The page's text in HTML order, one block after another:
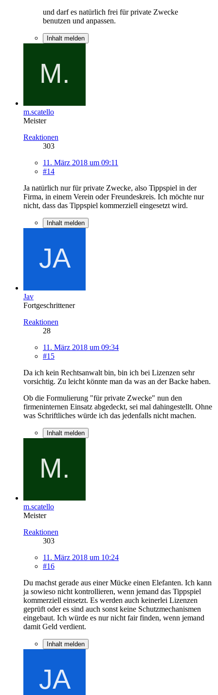
und darf es natürlich frei für private Zwecke
benutzen und anpassen.
Inhalt melden
m.scatello
Meister
Reaktionen
303
11. März 2018 um 09:11
#14
Ja natürlich nur für private Zwecke, also Tippspiel in der
Firma, in einem Verein oder Freundeskreis. Ich möchte nur
nicht, dass das Tippspiel kommerziell eingesetzt wird.
Inhalt melden
Jav
Fortgeschrittener
Reaktionen
28
11. März 2018 um 09:34
#15
Da ich kein Rechtsanwalt bin, bin ich bei Lizenzen sehr
vorsichtig. Zu leicht könnte man da was an der Backe haben.
Ob die Formulierung "für private Zwecke" nun den
firmeninternen Einsatz abgedeckt, sei mal dahingestellt. Ohne
was Schriftliches würde ich das jedenfalls nicht machen.
Inhalt melden
m.scatello
Meister
Reaktionen
303
11. März 2018 um 10:24
#16
Du machst gerade aus einer Mücke einen Elefanten. Ich kann
ja sowieso nicht kontrollieren, wenn jemand das Tippspiel
kommerziell einsetzt. Es werden auch keinerlei Lizenzen
geprüft oder es sind auch sonst keine Schutzmechanismen
eingebaut. Ich würde es nur nicht fair finden, wenn jemand
damit Geld verdient.
Inhalt melden